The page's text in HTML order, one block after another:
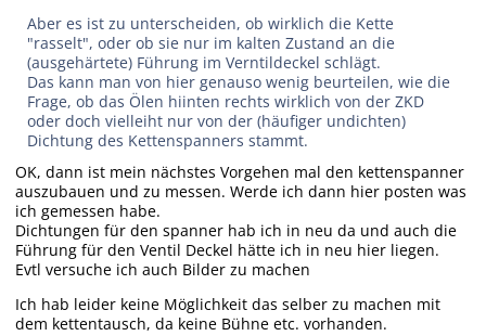
Aber es ist zu unterscheiden, ob wirklich die Kette
"rasselt", oder ob sie nur im kalten Zustand an die
(ausgehärtete) Führung im Verntildeckel schlägt.
Das kann man von hier genauso wenig beurteilen, wie die
Frage, ob das Ölen hiinten rechts wirklich von der ZKD
oder doch vielleiht nur von der (häufiger undichten)
Dichtung des Kettenspanners stammt.
OK, dann ist mein nächstes Vorgehen mal den kettenspanner
auszubauen und zu messen. Werde ich dann hier posten was
ich gemessen habe.
Dichtungen für den spanner hab ich in neu da und auch die
Führung für den Ventil Deckel hätte ich in neu hier liegen.
Evtl versuche ich auch Bilder zu machen
Ich hab leider keine Möglichkeit das selber zu machen mit
dem kettentausch, da keine Bühne etc. vorhanden.